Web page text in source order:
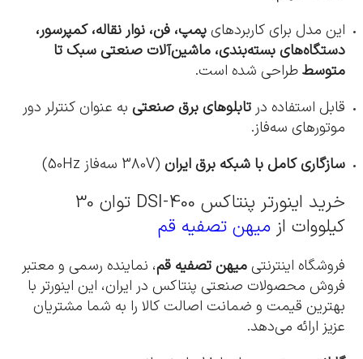
این مدل برای کاربردهایپمپ، فن، نوار نقاله، کمپرسور،
دستگاه‌های بسته‌بندی، ماشین‌آلات صنعتی سبک تا
متوسططراحی شده است.
قابل استفاده در تابلوهای برق صنعتی به عنوان کنترلر دور
موتورهای سه‌فاز.
سازگاری کامل با شبکه برق ایران (380V سه‌فاز 50Hz)
خرید اینورتر پنتاکس DSI-400 توان 30
کیلووات از میهن تصفیه قم
فروشگاه اینترنتیمیهن تصفیه قم، نماینده رسمی و معتبر
فروش محصولات صنعتی پنتاکس در ایران، این اینورتر با
بهترین قیمت و ضمانت اصالت کالا را به شما مشتریان
عزیز ارائه می‌دهد.